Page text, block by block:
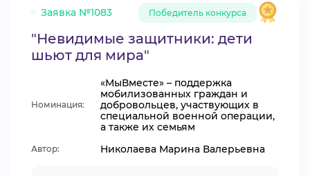
Заявка №1083 Победитель конкурса
"Невидимые защитники: дети
шьют для мира"
Номинация:
«МыВместе» – поддержка
мобилизованных граждан и
добровольцев, участвующих в
специальной военной операции,
а также их семьям
Автор: Николаева Марина Валерьевна